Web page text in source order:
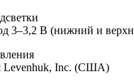
3–3,2 В (нижний и
Levenhuk, Inc. (США)